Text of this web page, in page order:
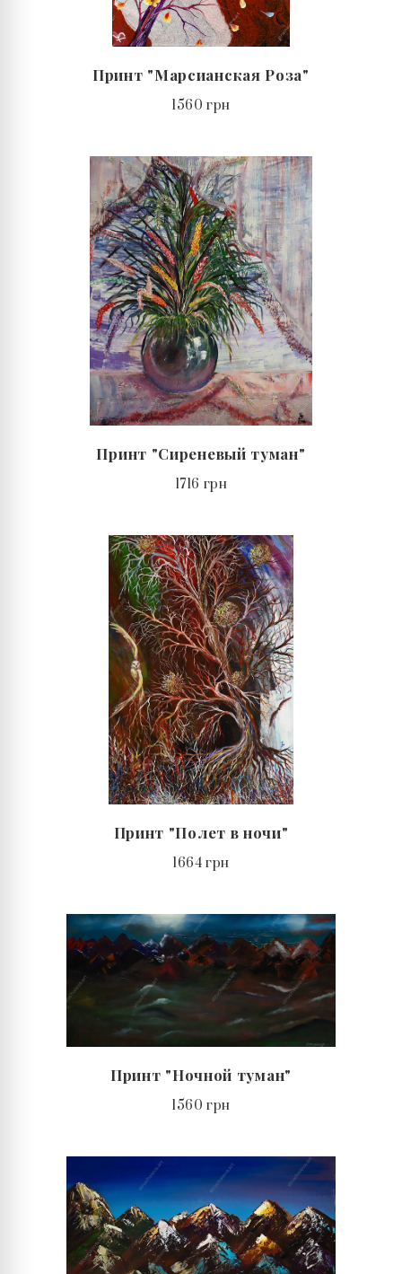
Принт "Марсианская Роза"
1560 грн
Принт "Сиреневый туман"
1716 грн
Принт "Полет в ночи"
1664 грн
Принт "Ночной туман"
1560 грн